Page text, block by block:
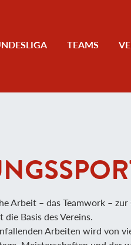
TEAMS
Arbeit – das Teamwork –
Basis des Vereins.
Arbeiten wird von